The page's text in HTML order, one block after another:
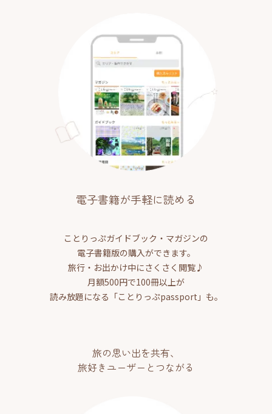
電子書籍が手軽に読める
ことりっぷガイドブック・マガジンの
電子書籍版の購入ができます。
旅行・お出かけ中にさくさく閲覧♪
月額500円で100冊以上が
読み放題になる「ことりっぷpassport」も。
旅の思い出を共有、
旅好きユーザーとつながる